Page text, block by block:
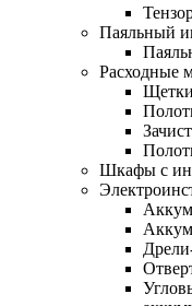
Паяльный
Расходные
Шкафы с